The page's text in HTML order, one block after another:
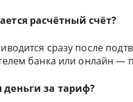
расчётный счёт?
сразу после
банка или онлайн —
деньги за тариф?